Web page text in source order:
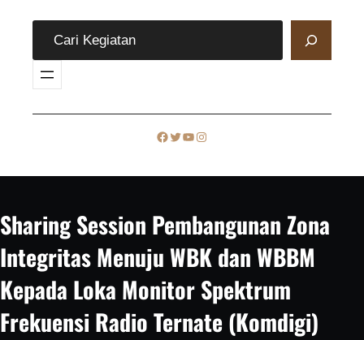
e
Facebook Twitter YouTube Instagram
Sharing Session Pembangunan Zona
Integritas Menuju WBK dan WBBM
Kepada Loka Monitor Spektrum
Frekuensi Radio Ternate (Komdigi)